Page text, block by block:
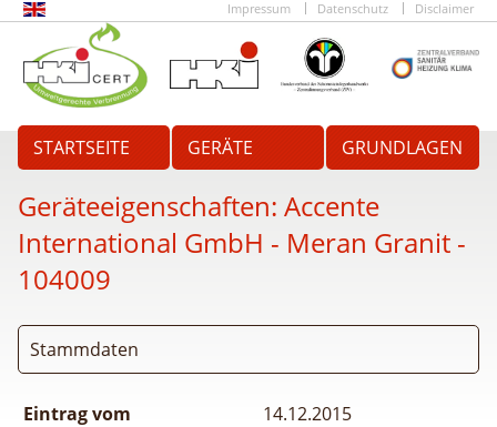
Impressum Datenschutz Disclaimer
STARTSEITE GERÄTE GRUNDLAGEN
Geräteeigenschaften: Accente
International GmbH - Meran Granit -
104009
Stammdaten
Eintrag vom
14.12.2015